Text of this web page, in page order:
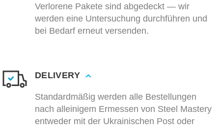
Verlorene Pakete sind abgedeckt — wir
werden eine Untersuchung durchführen und
bei Bedarf erneut versenden.
DELIVERY
Standardmäßig werden alle Bestellungen
nach alleinigem Ermessen von Steel Mastery
entweder mit der Ukrainischen Post oder